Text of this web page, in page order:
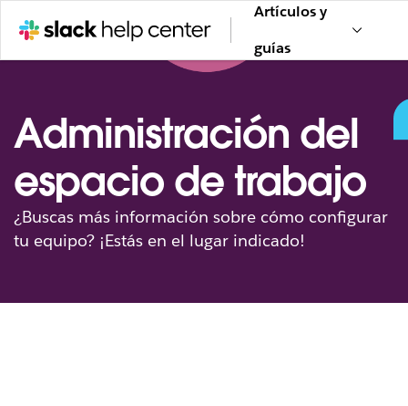
Artículos y
guías
Administración del
espacio de trabajo
¿Buscas más información sobre cómo configurar
tu equipo? ¡Estás en el lugar indicado!